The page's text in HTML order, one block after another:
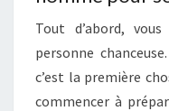
Tout d’abord,
personne
c’est la première
commencer à